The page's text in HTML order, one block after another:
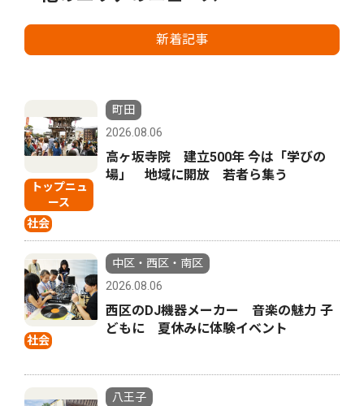
新着記事
トップニュ
ース
社会
町田
2026.08.06
高ヶ坂寺院 建立500年 今は「学びの
場」 地域に開放 若者ら集う
社会
中区・西区・南区
2026.08.06
西区のDJ機器メーカー 音楽の魅力 子
どもに 夏休みに体験イベント
八王子